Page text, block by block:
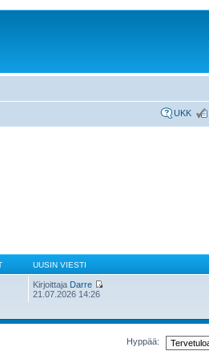
UKK
UUSIN VIESTI
Kirjoittaja Darre
21.07.2026 14:26
Hyppää: